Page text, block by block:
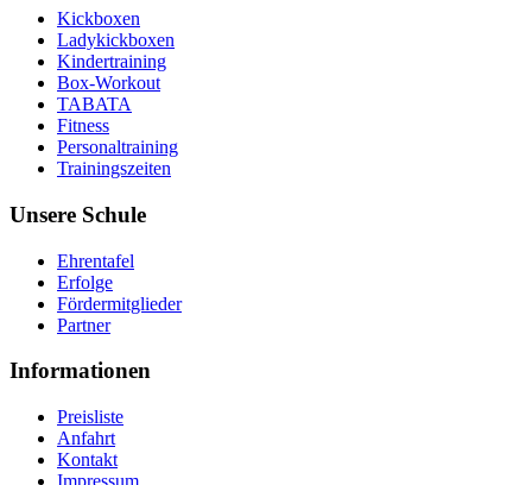
Kickboxen
Ladykickboxen
Kindertraining
Box-Workout
TABATA
Fitness
Personaltraining
Trainingszeiten
Unsere Schule
Ehrentafel
Erfolge
Fördermitglieder
Partner
Informationen
Preisliste
Anfahrt
Kontakt